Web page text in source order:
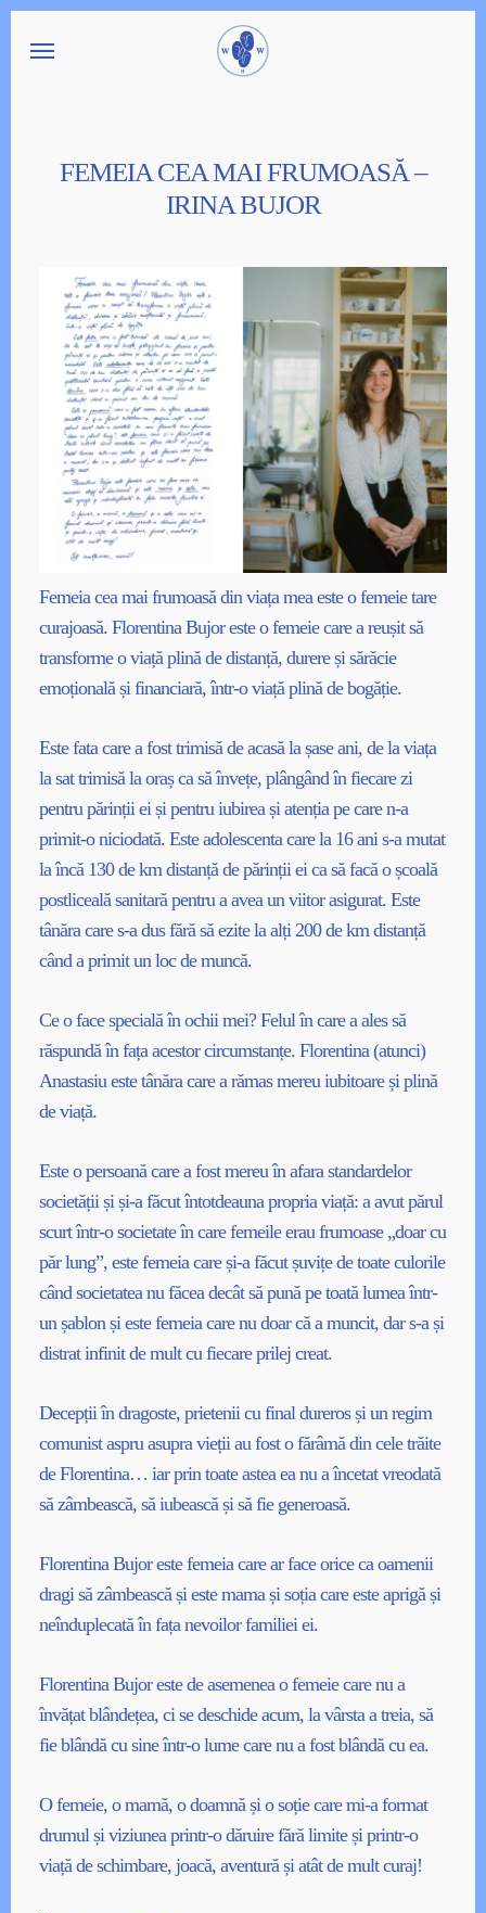
Skip
Menu
FEMEIA CEA MAI FRUMOASĂ –
IRINA BUJOR
Femeia cea mai frumoasă din viața mea este o femeie tare
curajoasă. Florentina Bujor este o femeie care a reușit să
transforme o viață plină de distanță, durere și sărăcie
emoțională și financiară, într-o viață plină de bogăție.
Este fata care a fost trimisă de acasă la șase ani, de la viața
la sat trimisă la oraș ca să învețe, plângând în fiecare zi
pentru părinții ei și pentru iubirea și atenția pe care n-a
primit-o niciodată. Este adolescenta care la 16 ani s-a mutat
la încă 130 de km distanță de părinții ei ca să facă o școală
postliceală sanitară pentru a avea un viitor asigurat. Este
tânăra care s-a dus fără să ezite la alți 200 de km distanță
când a primit un loc de muncă.
Ce o face specială în ochii mei? Felul în care a ales să
răspundă în fața acestor circumstanțe. Florentina (atunci)
Anastasiu este tânăra care a rămas mereu iubitoare și plină
de viață.
Este o persoană care a fost mereu în afara standardelor
societății și și-a făcut întotdeauna propria viață: a avut părul
scurt într-o societate în care femeile erau frumoase „doar cu
păr lung”, este femeia care și-a făcut șuvițe de toate culorile
când societatea nu făcea decât să pună pe toată lumea într-
un șablon și este femeia care nu doar că a muncit, dar s-a și
distrat infinit de mult cu fiecare prilej creat.
Decepții în dragoste, prietenii cu final dureros și un regim
comunist aspru asupra vieții au fost o fărâmă din cele trăite
de Florentina… iar prin toate astea ea nu a încetat vreodată
să zâmbească, să iubească și să fie generoasă.
Florentina Bujor este femeia care ar face orice ca oamenii
dragi să zâmbească și este mama și soția care este aprigă și
neînduplecată în fața nevoilor familiei ei.
Florentina Bujor este de asemenea o femeie care nu a
învățat blândețea, ci se deschide acum, la vârsta a treia, să
fie blândă cu sine într-o lume care nu a fost blândă cu ea.
O femeie, o mamă, o doamnă și o soție care mi-a format
drumul și viziunea printr-o dăruire fără limite și printr-o
viață de schimbare, joacă, aventură și atât de mult curaj!